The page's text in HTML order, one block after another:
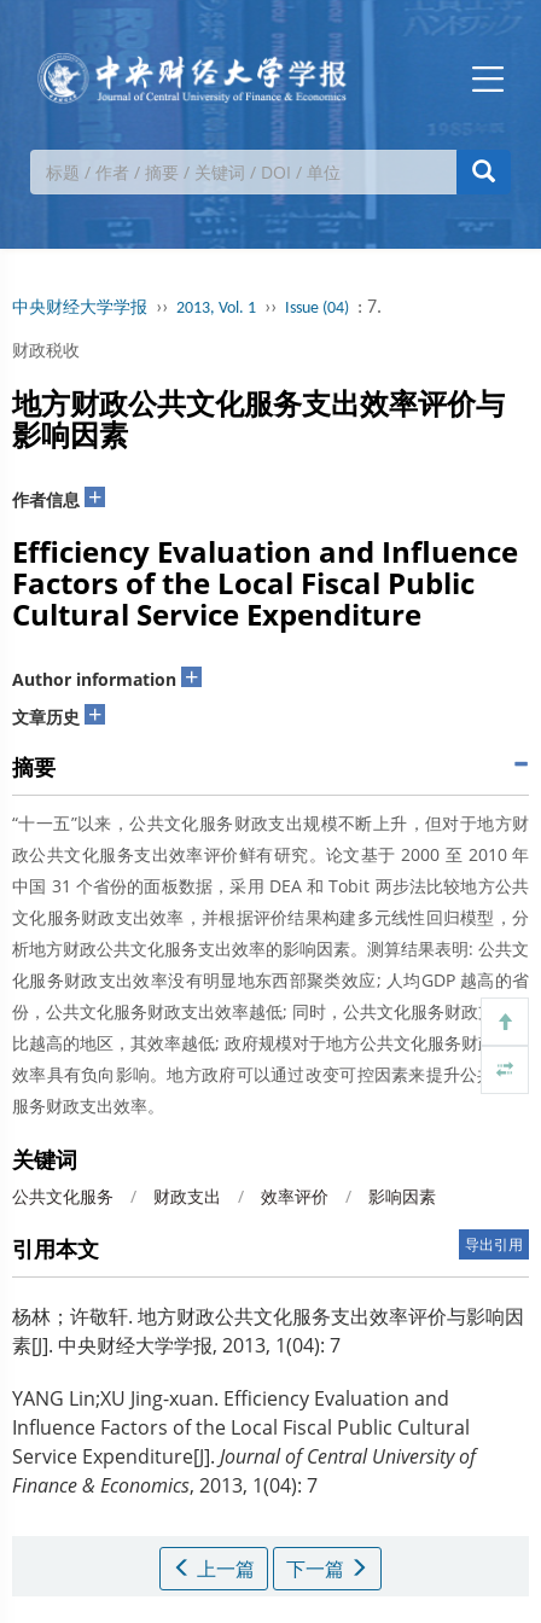
中央财经大学学报 ›› 2013, Vol. 1 ›› Issue (04) : 7.
财政税收
地方财政公共文化服务支出效率评价与
影响因素
作者信息 +
Efficiency Evaluation and Influence
Factors of the Local Fiscal Public
Cultural Service Expenditure
Author information +
文章历史 +
摘要
“十一五”以来，公共文化服务财政支出规模不断上升，但对于地方财
政公共文化服务支出效率评价鲜有研究。论文基于 2000 至 2010 年
中国 31 个省份的面板数据，采用 DEA 和 Tobit 两步法比较地方公共
文化服务财政支出效率，并根据评价结果构建多元线性回归模型，分
析地方财政公共文化服务支出效率的影响因素。测算结果表明: 公共文
化服务财政支出效率没有明显地东西部聚类效应; 人均GDP 越高的省
份，公共文化服务财政支出效率越低; 同时，公共文化服务财政支出占
比越高的地区，其效率越低; 政府规模对于地方公共文化服务财政支出
效率具有负向影响。地方政府可以通过改变可控因素来提升公共文化
服务财政支出效率。
关键词
公共文化服务 / 财政支出 / 效率评价 / 影响因素
引用本文 导出引用
杨林；许敬轩. 地方财政公共文化服务支出效率评价与影响因
素[J]. 中央财经大学学报, 2013, 1(04): 7
YANG Lin;XU Jing-xuan. Efficiency Evaluation and
Influence Factors of the Local Fiscal Public Cultural
Service Expenditure[J]. Journal of Central University of
Finance & Economics, 2013, 1(04): 7
上一篇 下一篇